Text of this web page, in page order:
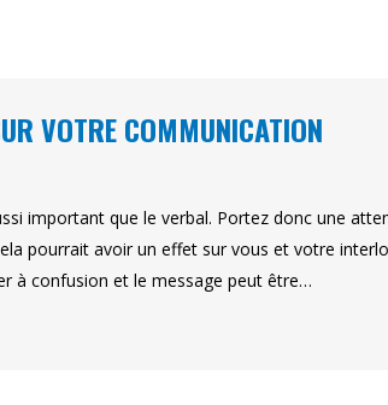
VOTRE COMMUNICATION
important que le verbal. Portez donc une
pourrait avoir un effet sur vous et votre
à confusion et le message peut être…